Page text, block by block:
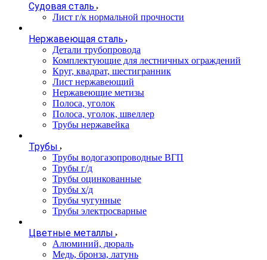
Судовая сталь
Лист г/к нормальной прочности
Нержавеющая сталь
Детали трубопровода
Комплектующие для лестничных ограждений
Круг, квадрат, шестигранник
Лист нержавеющий
Нержавеющие метизы
Полоса, уголок
Полоса, уголок, швеллер
Трубы нержавейка
Трубы
Трубы водогазопроводные ВГП
Трубы г/д
Трубы оцинкованные
Трубы х/д
Трубы чугунные
Трубы электросварные
Цветные металлы
Алюминий, дюраль
Медь, бронза, латунь